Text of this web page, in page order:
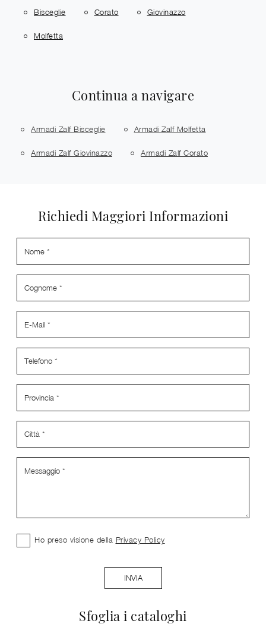
Bisceglie Corato Giovinazzo
Molfetta
Continua a navigare
Armadi Zalf Bisceglie Armadi Zalf Molfetta
Armadi Zalf Giovinazzo Armadi Zalf Corato
Sfoglia i cataloghi
Richiedi Maggiori Informazioni
Ho preso visione della Privacy Policy
INVIA